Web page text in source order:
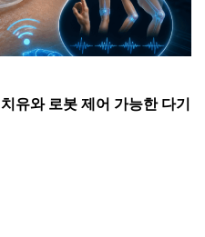
유와 로봇 제어 가능한 다기